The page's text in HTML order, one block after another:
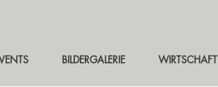
BILDERGALERIE WIRTSCHAFT